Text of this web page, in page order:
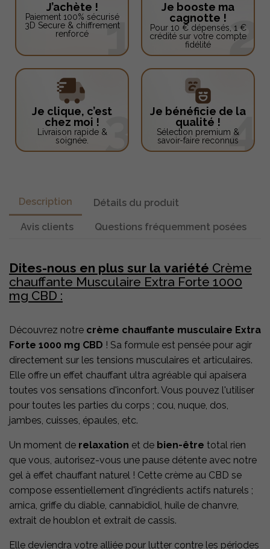
J’achète !
Paiement 100% sécurisé
3D Secure & chiffrement
renforcé
Je booste ma
cagnotte !
Pour 10 € dépensés, 1 €
crédité sur votre compte
fidélité
Je clique, c’est
chez moi !
Livraison rapide &
soignée.
Je bénéficie de la
qualité !
Sélection premium &
savoir-faire reconnus
Description Détails du produit
Avis clients Questions fréquemment posées
Dites-nous en plus sur la variété Crème
chauffante Musculaire Extra Forte 1000
mg CBD :
Découvrez notre crème chauffante musculaire Extra
Forte 1000 mg CBD ! Sa formule est pensée pour agir
directement sur les tensions musculaires et articulaires.
Elle offre un effet chauffant ultra agréable qui apaisera
toutes vos sensations d'inconfort. Vous pouvez l'utiliser
pour toutes les parties du corps ; cou, nuque, dos,
jambes, cuisses, épaules, etc.
Un moment de relaxation et de bien-être total rien
que vous, autorisez-vous une pause détente avec notre
gel à effet chauffant naturel ! Cette crème au CBD se
compose essentiellement d'ingrédients actifs naturels ;
arnica, griffe du diable, cannabidiol, huile de chanvre,
extrait de houblon et extrait de cassis.
Elle deviendra votre alliée pour lutter contre les périodes